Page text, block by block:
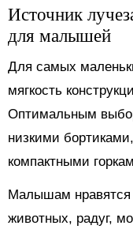
Источник
для малышей
Для самых
мягкость
Оптимальным
низкими
компактными
Малышам
животных, радуг,